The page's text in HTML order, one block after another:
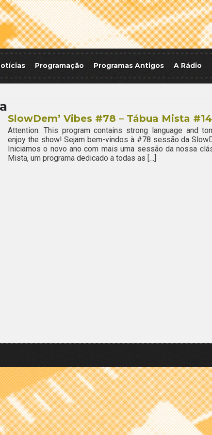
Programação Programas Antigos A Rádio
SlowDem’ Vibes #78 – Tábua Mista #14
Attention: This program contains strong language and
enjoy the show! Sejam bem-vindos à #78 sessão da
Iniciamos o novo ano com mais uma sessão da nossa
Mista, um programa dedicado a todas as […]